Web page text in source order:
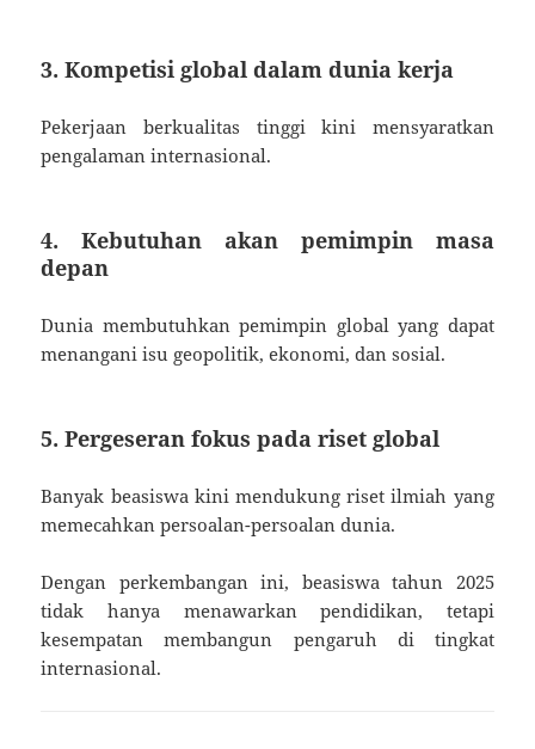
3. Kompetisi global dalam dunia kerja
Pekerjaan berkualitas tinggi kini mensyaratkan
pengalaman internasional.
4. Kebutuhan akan pemimpin masa
depan
Dunia membutuhkan pemimpin global yang dapat
menangani isu geopolitik, ekonomi, dan sosial.
5. Pergeseran fokus pada riset global
Banyak beasiswa kini mendukung riset ilmiah yang
memecahkan persoalan-persoalan dunia.
Dengan perkembangan ini, beasiswa tahun 2025
tidak hanya menawarkan pendidikan, tetapi
kesempatan membangun pengaruh di tingkat
internasional.